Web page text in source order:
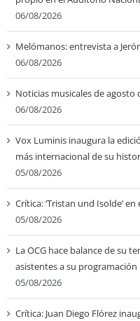
06/08/2026
Melómanos: entrevista a
06/08/2026
Noticias musicales de agosto
06/08/2026
Vox Luminis inaugura la
más internacional de su
05/08/2026
Crítica: ‘Tristan und Isolde’
05/08/2026
La OCG hace balance de su
asistentes a su programación
05/08/2026
Crítica: Juan Diego Flórez